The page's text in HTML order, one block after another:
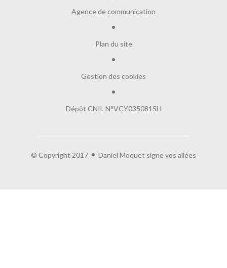
Agence de communication
Plan du site
Gestion des cookies
Dépôt CNIL N°VCY0350815H
© Copyright 2017 Daniel Moquet signe vos allées